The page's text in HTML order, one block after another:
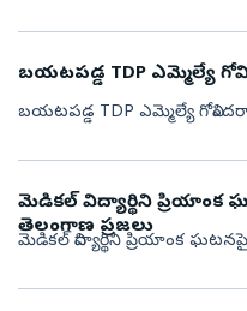
బయటపడ్డ TDP ఎమ్మెల్యే
బయటపడ్డ TDP ఎమ్మెల్యే
మెడికల్ విద్యార్థిని ప్రియాంక
తెలంగాణ ప్రజలు
మెడికల్ విద్యార్థిని ప్రియాంక